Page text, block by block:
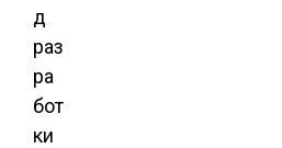
д
раз
ра
бот
ки